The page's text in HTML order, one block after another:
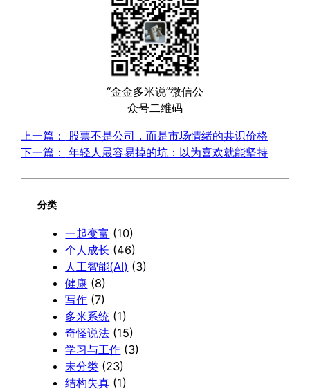
“金金多米说”微信公
众号二维码
上一篇：
股票不是公司，而是市场情绪的共识价格
下一篇：
年轻人最容易掉的坑：以为喜欢就能坚持
分类
一起变富 (10)
个人成长 (46)
人工智能(AI) (3)
健康 (8)
写作 (7)
多米系统 (1)
奇怪说法 (15)
学习与工作 (3)
未分类 (23)
结构失真 (1)